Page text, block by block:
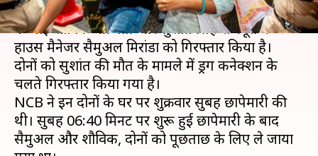
नारकोटिक्स कंट्रोल ब्यूरो (NCB) ने अभिनेत्री रिया चक्रवर्ती
के भाई शौविक चक्रवर्ती और सुशांत सिंह राजपूत के
हाउस मैनेजर सैमुअल मिरांडा को गिरफ्तार किया है।
दोनों को सुशांत की मौत के मामले में ड्रग कनेक्शन के
चलते गिरफ्तार किया गया है।
NCB ने इन दोनों के घर पर शुक्रवार सुबह छापेमारी की
थी। सुबह 06:40 मिनट पर शुरू हुई छापेमारी के बाद
सैमुअल और शौविक, दोनों को पूछताछ के लिए ले जाया